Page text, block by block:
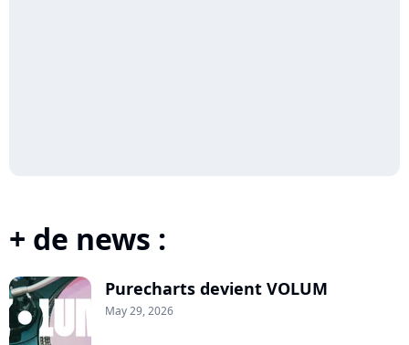
+ de news :
Purecharts devient VOLUM
May 29, 2026